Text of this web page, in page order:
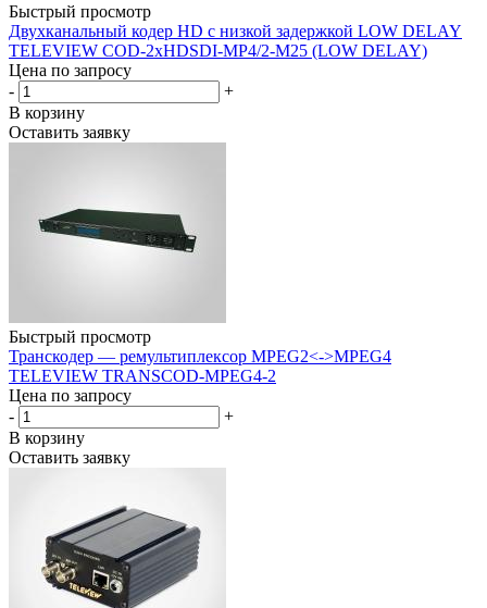
Быстрый просмотр
Двухканальный кодер HD с низкой задержкой LOW DELAY
TELEVIEW COD-2xHDSDI-MP4/2-M25 (LOW DELAY)
Цена по запросу
-
+
В корзину
Оставить заявку
Быстрый просмотр
Транскодер — ремультиплексор MPEG2<->MPEG4
TELEVIEW TRANSCOD-MPEG4-2
Цена по запросу
-
+
В корзину
Оставить заявку